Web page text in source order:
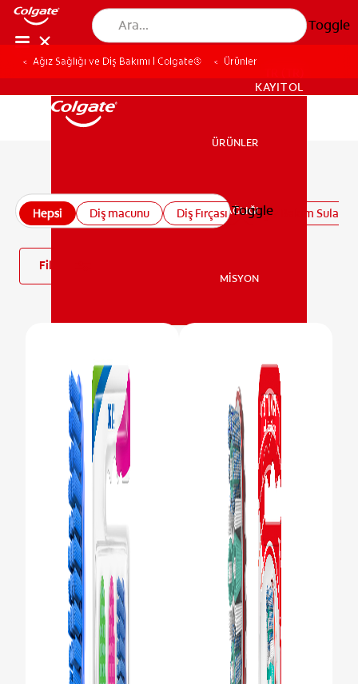
Toggle
AĞIZ SAĞLIĞI
MİSYON
KAYIT OL
ÜRÜNLER
AĞIZ SAĞLIĞI
MİSYON
Toggle
Ağız Sağlığı ve Diş Bakımı | Colgate® Ürünler
Hepsi Diş macunu Diş Fırçası Ağız Bakım Suları
Filtre